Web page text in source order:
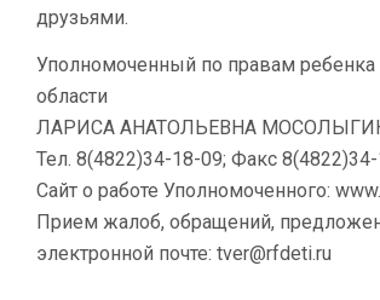
друзьями.
Уполномоченный по правам ребенка
области
ЛАРИСА АНАТОЛЬЕВНА
Тел. 8(4822)34-18-09; Факс
Сайт о работе Уполномоченного:
Прием жалоб, обращений,
электронной почте: tver@rfdeti.ru